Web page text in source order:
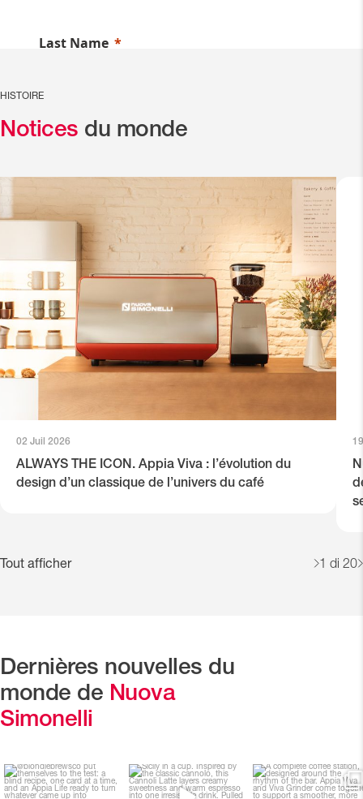
close
HISTOIRE
Notices du monde
Tout afficher 1 di 20
02 Juil 2026
ALWAYS THE ICON. Appia Viva : l’évolution du
design d’un classique de l’univers du café
Dernières nouvelles du
monde de Nuova
Simonelli
@blondiebrewsco put
themselves to the test: a...
Sicily in a cup.
A complete coffee
designed around the...